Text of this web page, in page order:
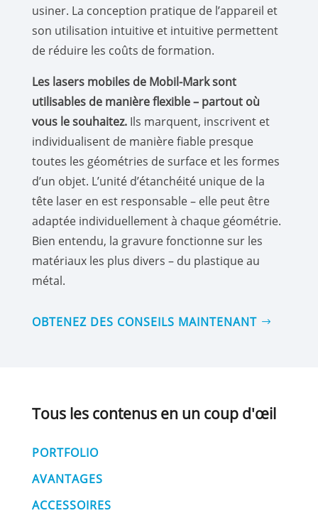
usiner. La conception pratique de l’appareil et
son utilisation intuitive et intuitive permettent
de réduire les coûts de formation.
Les lasers mobiles de Mobil-Mark sont
utilisables de manière flexible – partout où
vous le souhaitez.Ils marquent, inscrivent et
individualisent de manière fiable presque
toutes les géométries de surface et les formes
d’un objet. L’unité d’étanchéité unique de la
tête laser en est responsable – elle peut être
adaptée individuellement à chaque géométrie.
Bien entendu, la gravure fonctionne sur les
matériaux les plus divers – du plastique au
métal.
OBTENEZ DES CONSEILS MAINTENANT
Tous les contenus en un coup d'œil
PORTFOLIO
AVANTAGES
ACCESSOIRES